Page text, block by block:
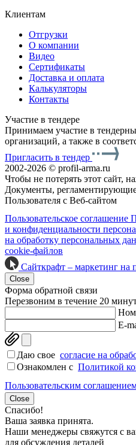
Клиентам
Отгрузки
О компании
Видео
Сертификаты
Доставка и оплата
Калькуляторы
Контакты
Участие в тендере
Принимаем участие в
организаций, а также в
Пригласить в тендер
2002-2026 © profil-arma.ru
Чтобы не потерять этот сайт,
Документы,
Пользователя с Веб-сайтом
Пользовательское соглашение
и конфиденциальности
на обработку персональных
cookie-файлов
Сайткрафт – маркетинг
Close
Форма обратной связи
Перезвоним в течение 20
E-
Даю свое согласие на
Ознакомлен c Политикой
Пользовательским
Close
Спасибо!
Ваша заявка принята.
Наши менеджеры свяжутся с
для обсуждения деталей